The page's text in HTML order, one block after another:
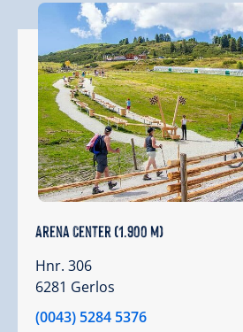
Arena Center (1.900 m)
Hnr. 306
6281 Gerlos
(0043) 5284 5376